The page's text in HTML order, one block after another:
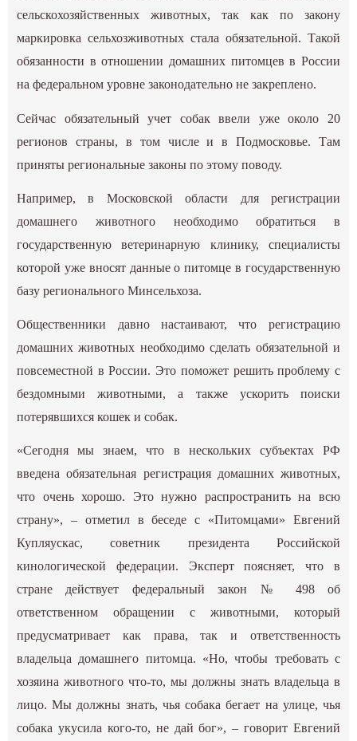
сельскохозяйственных животных, так как по закону
маркировка сельхозживотных стала обязательной. Такой
обязанности в отношении домашних питомцев в России
на федеральном уровне законодательно не закреплено.
Сейчас обязательный учет собак ввели уже около 20
регионов страны, в том числе и в Подмосковье. Там
приняты региональные законы по этому поводу.
Например, в Московской области для регистрации
домашнего животного необходимо обратиться в
государственную ветеринарную клинику, специалисты
которой уже вносят данные о питомце в государственную
базу регионального Минсельхоза.
Общественники давно настаивают, что регистрацию
домашних животных необходимо сделать обязательной и
повсеместной в России. Это поможет решить проблему с
бездомными животными, а также ускорить поиски
потерявшихся кошек и собак.
«Сегодня мы знаем, что в нескольких субъектах РФ
введена обязательная регистрация домашних животных,
что очень хорошо. Это нужно распространить на всю
страну», – отметил в беседе с «Питомцами» Евгений
Купляускас, советник президента Российской
кинологической федерации. Эксперт поясняет, что в
стране действует федеральный закон № 498 об
ответственном обращении с животными, который
предусматривает как права, так и ответственность
владельца домашнего питомца. «Но, чтобы требовать с
хозяина животного что-то, мы должны знать владельца в
лицо. Мы должны знать, чья собака бегает на улице, чья
собака укусила кого-то, не дай бог», – говорит Евгений